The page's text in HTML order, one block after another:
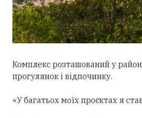
Комплекс розташований у
прогулянок і відпочинку.
«У багатьох моїх проєктах я